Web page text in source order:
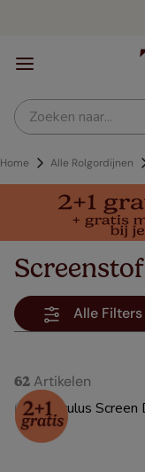
Zoeken naar...
Alle Rolgordijnen
Screenstof
Alle Filters
62 Artikelen